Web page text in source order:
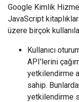
Google Kimlik
JavaScript
üzere birçok
Kullanıcı
API'lerini
yetkilendirme
sahip.
yetkilendirme